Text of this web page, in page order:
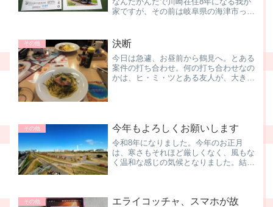
家ですが、その前は岐阜県の海津市って
でして、もうね、時間の流れがゆっく～
りと流れている街。でも名...
その他 決断
今日は急遽、お昼前から鶴見へ。とある
案件の打ち合わせ。何の打ち合わせなの
かは、ヒ・ミ・ツとある友人が、大きな
その他 今年もよろしくお願いします
令和8年になりました。今年のお正月
は、寒さもそれほど厳しくなく、風もな
く温和な感じの気候となりました。結
と、昨年1月に父が他界しまして...
その他
エライコッチャ、スマホが故